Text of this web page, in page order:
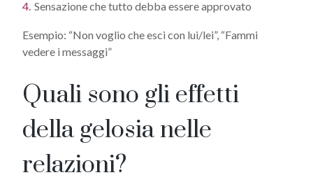
Sensazione che tutto debba essere approvato
Esempio: “Non voglio che esci con lui/lei”, “Fammi
vedere i messaggi”
Quali sono gli effetti
della gelosia nelle
relazioni?